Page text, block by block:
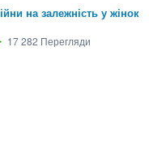
на залежність у жінок
17 282 Перегляди